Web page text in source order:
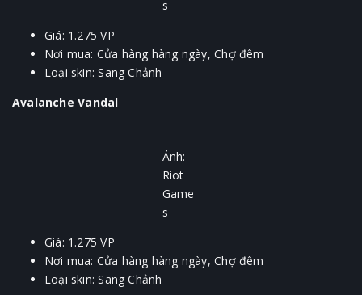
s
Giá: 1.275 VP
Nơi mua: Cửa hàng hàng ngày, Chợ đêm
Loại skin: Sang Chảnh
Avalanche Vandal
Ảnh:
Riot
Game
s
Giá: 1.275 VP
Nơi mua: Cửa hàng hàng ngày, Chợ đêm
Loại skin: Sang Chảnh